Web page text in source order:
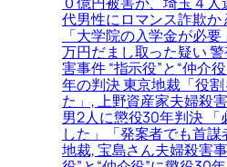
代男性にロマンス詐欺か
「大学院の入学金が必
万円だまし取った疑い
害事件 “指示役”と“仲介
年の判決 東京地裁「役
た」, 上野資産家夫婦殺
男2人に懲役30年判決 「
した」「発案者でも首
地裁, 宝島さん夫婦殺害